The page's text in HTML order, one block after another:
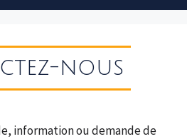
nous
information ou demande de